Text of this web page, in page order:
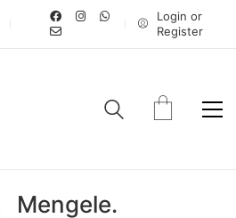
Login or
Register
Mengele.